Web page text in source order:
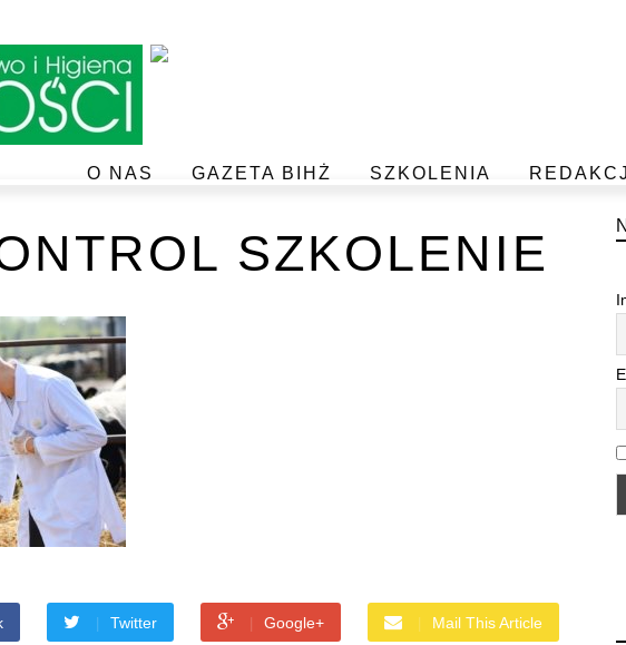
O NAS GAZETA BIHŻ SZKOLENIA
SZKOLENIE
Twitter Google+ Mail This Article